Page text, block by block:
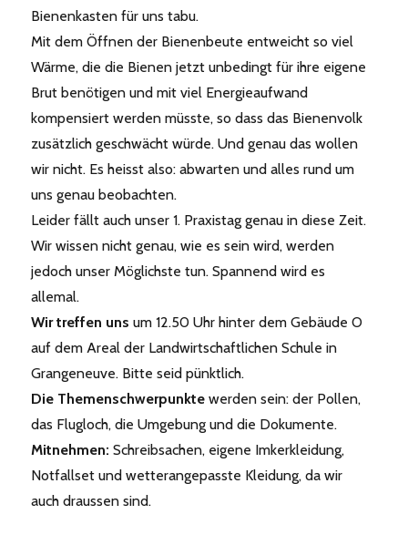
Bienenkasten für uns tabu.
Mit dem Öffnen der Bienenbeute entweicht so viel
Wärme, die die Bienen jetzt unbedingt für ihre eigene
Brut benötigen und mit viel Energieaufwand
kompensiert werden müsste, so dass das Bienenvolk
zusätzlich geschwächt würde. Und genau das wollen
wir nicht. Es heisst also: abwarten und alles rund um
uns genau beobachten.
Leider fällt auch unser 1. Praxistag genau in diese Zeit.
Wir wissen nicht genau, wie es sein wird, werden
jedoch unser Möglichste tun. Spannend wird es
allemal.
Wir treffen uns um 12.50 Uhr hinter dem Gebäude O
auf dem Areal der Landwirtschaftlichen Schule in
Grangeneuve. Bitte seid pünktlich.
Die Themenschwerpunkte werden sein: der Pollen,
das Flugloch, die Umgebung und die Dokumente.
Mitnehmen: Schreibsachen, eigene Imkerkleidung,
Notfallset und wetterangepasste Kleidung, da wir
auch draussen sind.